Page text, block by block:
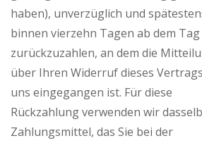
haben), unverzüglich und
binnen vierzehn Tagen ab dem Tag
zurückzuzahlen, an dem die
über Ihren Widerruf dieses
uns eingegangen ist. Für diese
Rückzahlung verwenden wir
Zahlungsmittel, das Sie bei der